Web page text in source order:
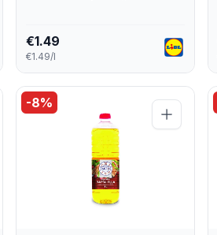
€1.49
€1.49/l
-8%